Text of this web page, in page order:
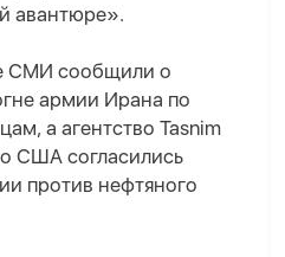
авантюре».
СМИ сообщили о
армии Ирана по
а агентство Tasnim
США согласились
против нефтяного